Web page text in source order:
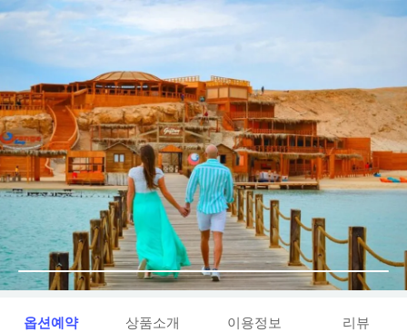
옵션예약 상품소개 이용정보 리뷰